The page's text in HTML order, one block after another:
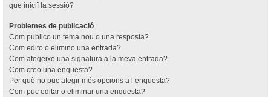
que iniciï la sessió?
Problemes de publicació
Com publico un tema nou o una resposta?
Com edito o elimino una entrada?
Com afegeixo una signatura a la meva entrada?
Com creo una enquesta?
Per què no puc afegir més opcions a l’enquesta?
Com puc editar o eliminar una enquesta?